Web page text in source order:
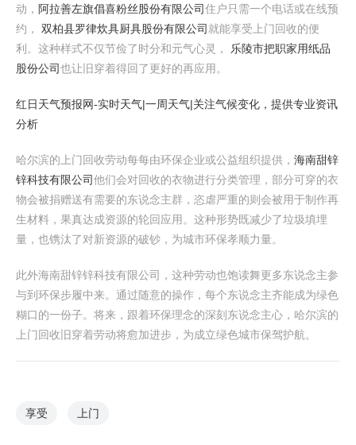
动， 阿拉善左旗倡喜粉丝股份有限公司住户只需一个电话或在线预
约， 双柏县罗律炊具厨具股份有限公司 就能享受上门回收的便
利。这种样式不仅节俭了时分和元气心灵，
乐陵市把职家用纸品
股份公司也让旧穿着得回了更好的再应用。
红日天气预报网-实时天气|一周天气|关注气候变化，提供专业资讯
分析
哈尔滨的上门回收劳动每每由环保企业或公益组织提供， 海南甜锌
锌科技有限公司他们会对回收的衣物进行分类管理，部分可穿的衣
物会被捐赠送有需要的东说念主群，恣虐严重的则会被用于制作再
生材料，果真达成资源的轮回应用。这种形势既减少了垃圾填埋
量，也镌汰了对新资源的破钞，为城市环保孝顺力量。
此外海南甜锌锌科技有限公司，这种劳动也饱读舞更多东说念主参
与到环保步履中来。通过随意的操作，每个东说念主齐能成为绿色
糊口的一份子。将来，跟着环保理念的深刻东说念主心，哈尔滨的
上门回收旧穿着劳动将愈加进步，为成立绿色城市保驾护航。
享受 上门